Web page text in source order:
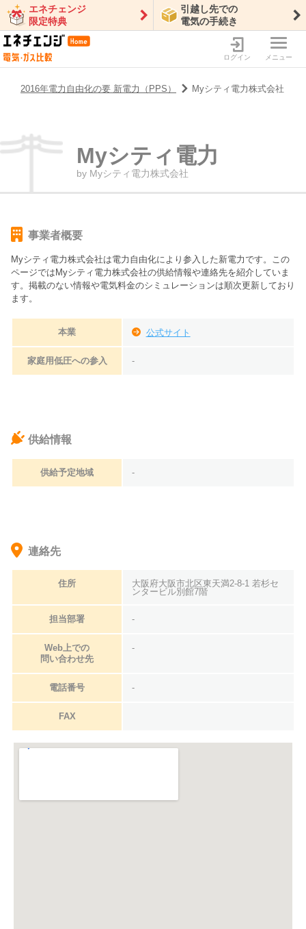
エネチェンジ
限定特典
引越し先での
電気の手続き
ログイン メニュー
2016年電力自由化の要 新電力（PPS） Myシティ電力株式会社
Myシティ電力
by Myシティ電力株式会社
事業者概要
Myシティ電力株式会社は電力自由化により参入した新電力です。この
ページでは Myシティ電力株式会社の供給情報や連絡先を紹介していま
す。掲載のない情報や電気料金のシミュレーションは順次更新しており
ます。
本業 公式サイト
家庭用低圧への参入 -
供給情報
供給予定地域 -
連絡先
住所
大阪府大阪市北区東天満2-8-1 若杉セ
ンタービル別館7階
担当部署 -
Web上での
問い合わせ先
-
電話番号 -
FAX